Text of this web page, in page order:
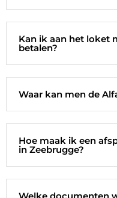
Kan ik aan het loket
betalen?
Waar kan men de
Hoe maak ik een
in Zeebrugge?